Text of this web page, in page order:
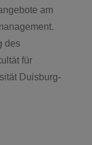
am
des
für
Duisburg-